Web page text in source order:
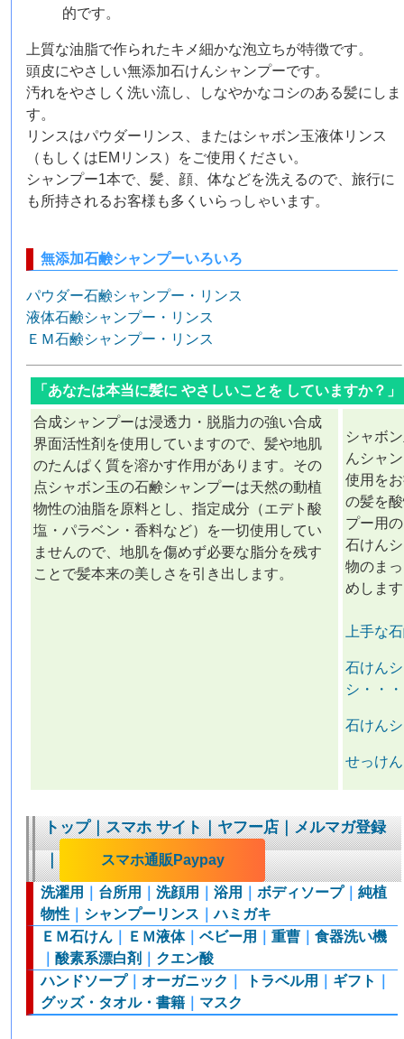
的です。
上質な油脂で作られたキメ細かな泡立ちが特徴です。
頭皮にやさしい無添加石けんシャンプーです。
汚れをやさしく洗い流し、しなやかなコシのある髪にしま
す。
リンスはパウダーリンス、またはシャボン玉液体リンス
（もしくはEMリンス）をご使用ください。
シャンプー1本で、髪、顔、体などを洗えるので、旅行に
も所持されるお客様も多くいらっしゃいます。
無添加石鹸シャンプーいろいろ
パウダー石鹸シャンプー・リンス
液体石鹸シャンプー・リンス
ＥＭ石鹸シャンプー・リンス
「あなたは本当に髪に やさしいことを していますか？
合成シャンプーは浸透力・脱脂力の強い合成
界面活性剤を使用していますので、髪や地肌
のたんぱく質を溶かす作用があります。その
点シャボン玉の石鹸シャンプーは天然の動植
物性の油脂を原料とし、指定成分（エデト酸
塩・パラベン・香料など）を一切使用してい
ませんので、地肌を傷めず必要な脂分を残す
ことで髪本来の美しさを引き出します。
シャボ
んシャ
使用を
の髪を
プー用
石けん
物のま
めしま
上手な
石けん
シ・・
石けん
せっけ
トップ｜スマホ サイト｜ヤフー店｜メルマガ登録
｜
スマホ通販Paypay
洗濯用 台所用 ｜洗顔用 ｜浴用 ｜ボディソープ｜純植
物性
シャンプーリンス ｜ハミガキ
ＥＭ石けん
ＥＭ液体｜ベビー用 ｜重曹 ｜食器洗い機
｜酸素系漂白剤
クエン酸
ハンドソープ｜オーガニック トラベル用 ギフト
グッズ・タオル・書籍
マスク